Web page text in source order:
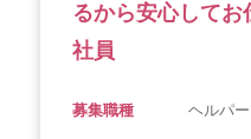
るから安心して
社員
募集職種 ヘルパ